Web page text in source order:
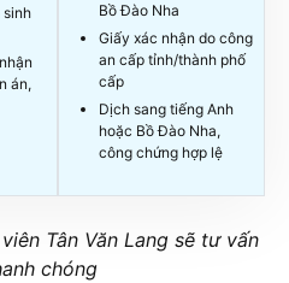
sinh
án,
Bồ Đào Nha
Giấy xác nhận do công
an cấp tỉnh/thành phố
cấp
Dịch sang tiếng Anh
hoặc Bồ Đào Nha,
công chứng hợp lệ
Tân Văn Lang sẽ tư vấn
chóng